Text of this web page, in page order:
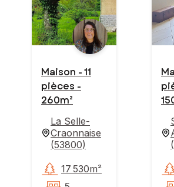
Maison - 11
pièces -
260m²
La Selle-
Craonnaise
(53800)
17 530m²
(